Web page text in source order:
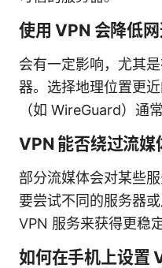
使用 VPN 会降低网
会有一定影响，尤其
器。选择地理位置更
（如 WireGuard）通
VPN 能否绕过流媒
部分流媒体会对某些
要尝试不同的服务器
VPN 服务来获得更稳
如何在手机上设置